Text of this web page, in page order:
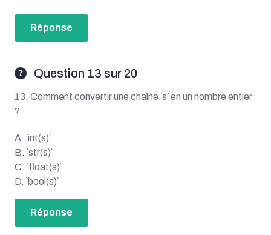
Réponse
Question 13 sur 20
13. Comment convertir une chaîne `s` en un nombre entier
?
A. `int(s)`
B. `str(s)`
C. `float(s)`
D. `bool(s)`
Réponse